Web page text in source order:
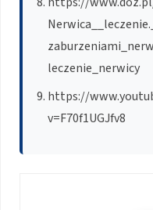
leczenie_nerwicy
https://
v=F70f1UGJfv8